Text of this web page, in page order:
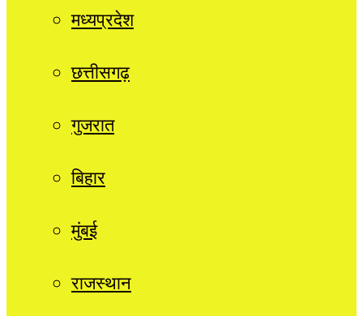
मध्यप्रदेश
छत्तीसगढ़
गुजरात
बिहार
मुंबई
राजस्थान